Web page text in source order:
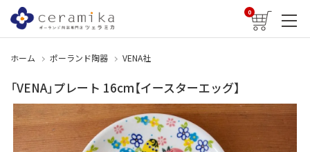
0
ホーム ポーランド陶器 VENA社
「VENA」プレート 16cm【イースターエッグ】